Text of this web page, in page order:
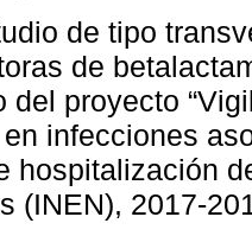
de tipo
de
del proyecto
infecciones
hospitalización
(INEN), 2017-